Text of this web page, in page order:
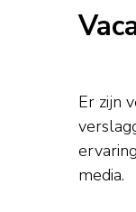
Er zijn
media.